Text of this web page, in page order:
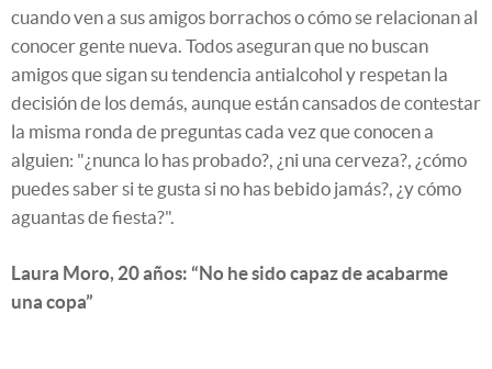
cuando ven a sus amigos borrachos o cómo se relacionan al
conocer gente nueva. Todos aseguran que no buscan
amigos que sigan su tendencia antialcohol y respetan la
decisión de los demás, aunque están cansados de contestar
la misma ronda de preguntas cada vez que conocen a
alguien: "¿nunca lo has probado?, ¿ni una cerveza?, ¿cómo
puedes saber si te gusta si no has bebido jamás?, ¿y cómo
aguantas de fiesta?".
Laura Moro, 20 años: “No he sido capaz de acabarme
una copa”